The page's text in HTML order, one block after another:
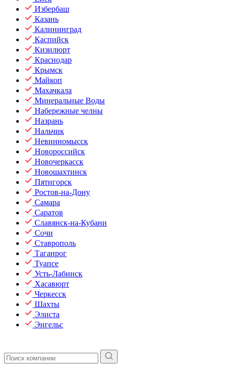
Избербаш
Казань
Калининград
Каспийск
Кизилюрт
Краснодар
Крымск
Майкоп
Махачкала
Минеральные Воды
Набережные челны
Назрань
Нальчик
Невинномысск
Новороссийск
Новочеркасск
Новошахтинск
Пятигорск
Ростов-на-Дону
Самара
Саратов
Славянск-на-Кубани
Сочи
Ставрополь
Таганрог
Туапсе
Усть-Лабинск
Хасавюрт
Черкесск
Шахты
Элиста
Энгельс